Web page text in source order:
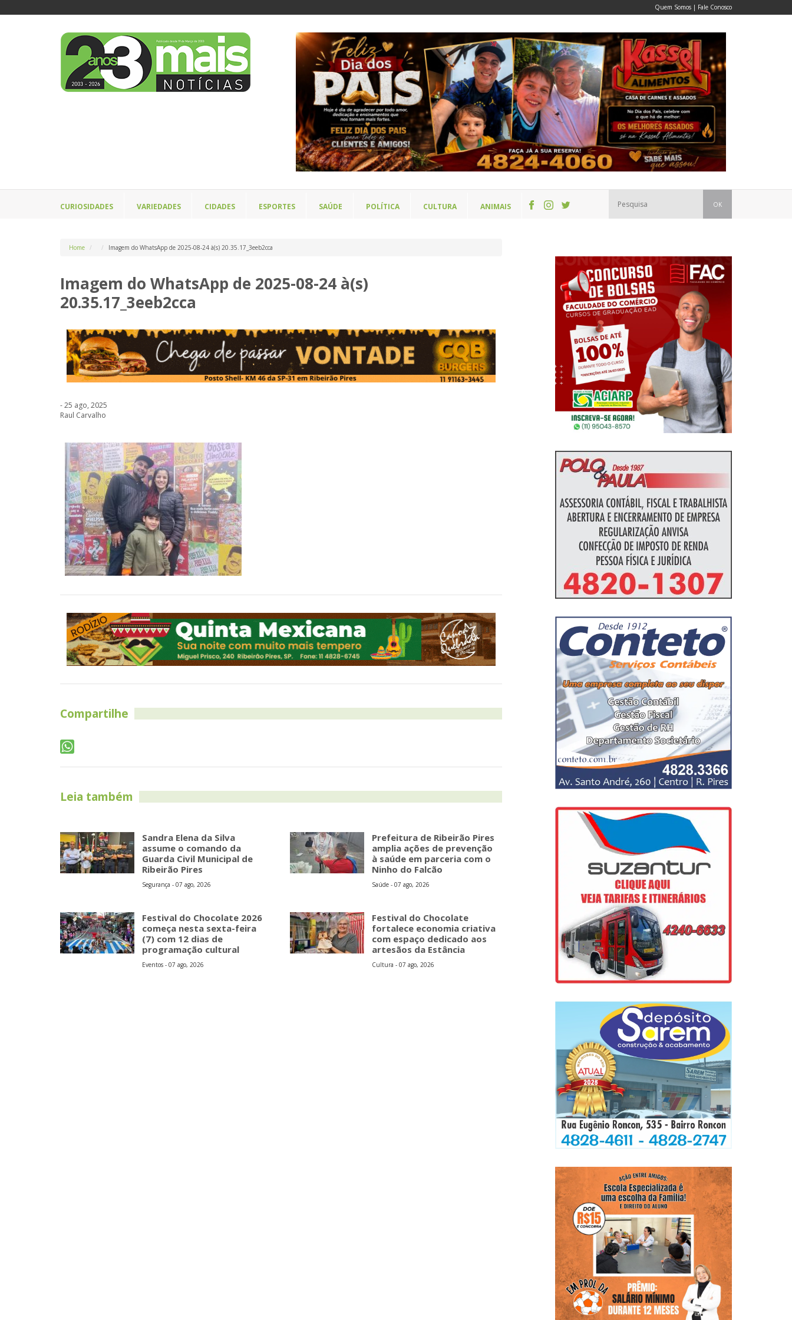
Quem Somos | Fale Conosco
CURIOSIDADES VARIEDADES CIDADES ESPORTES SAÚDE POLÍTICA CULTURA ANIMAIS OK
Home Imagem do WhatsApp de 2025-08-24 à(s) 20.35.17_3eeb2cca
Imagem do WhatsApp de 2025-08-24 à(s)
20.35.17_3eeb2cca
- 25 ago, 2025
Raul Carvalho
Compartilhe
Leia também
Sandra Elena da Silva
assume o comando da
Guarda Civil Municipal de
Ribeirão Pires
Segurança - 07 ago, 2026
Prefeitura de Ribeirão Pires
amplia ações de prevenção
à saúde em parceria com o
Ninho do Falcão
Saúde - 07 ago, 2026
Festival do Chocolate 2026
começa nesta sexta-feira
(7) com 12 dias de
programação cultural
Eventos - 07 ago, 2026
Festival do Chocolate
fortalece economia criativa
com espaço dedicado aos
artesãos da Estância
Cultura - 07 ago, 2026